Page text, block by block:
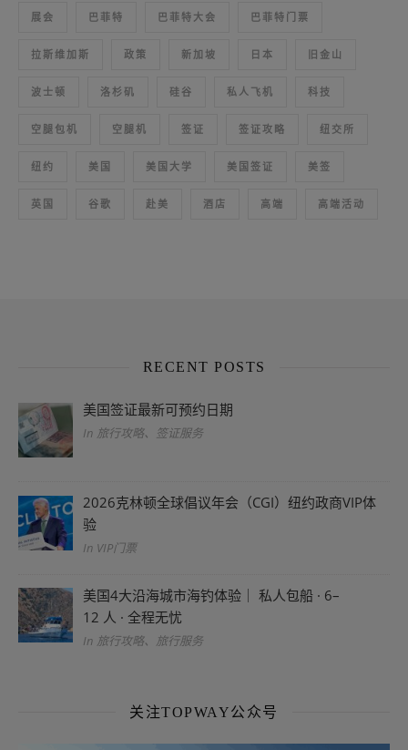
展会 巴菲特 巴菲特大会 巴菲特门票
拉斯维加斯 政策 新加坡 日本 旧金山
波士顿 洛杉矶 硅谷 私人飞机 科技
空腿包机 空腿机 签证 签证攻略 纽交所
纽约 美国 美国大学 美国签证 美签
英国 谷歌 赴美 酒店 高端 高端活动
RECENT POSTS
美国签证最新可预约日期
In 旅行攻略、签证服务
2026克林顿全球倡议年会（CGI）纽约政商VIP体
验
In VIP门票
美国4大沿海城市海钓体验｜ 私人包船 · 6–
12 人 · 全程无忧
In 旅行攻略、旅行服务
关注TOPWAY公众号